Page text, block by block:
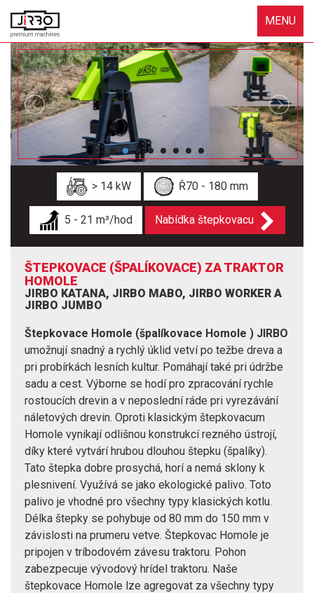
MENU
> 14 kW Ř70 - 180 mm
5 - 21 m³/hod Nabídka štepkovacu
ŠTEPKOVACE (ŠPALÍKOVACE) ZA TRAKTOR
HOMOLE
JIRBO KATANA, JIRBO MABO, JIRBO WORKER A
JIRBO JUMBO
Štepkovace Homole (špalíkovace Homole ) JIRBO
umožnují snadný a rychlý úklid vetví po težbe dreva a
pri probírkách lesních kultur. Pomáhají také pri údržbe
sadu a cest. Výborne se hodí pro zpracování rychle
rostoucích drevin a v neposlední ráde pri vyrezávání
náletových drevin. Oproti klasickým štepkovacum
Homole vynikají odlišnou konstrukcí rezného ústrojí,
díky které vytvárí hrubou dlouhou štepku (špalíky).
Tato štepka dobre prosychá, horí a nemá sklony k
plesnivení. Využívá se jako ekologické palivo. Toto
palivo je vhodné pro všechny typy klasických kotlu.
Délka štepky se pohybuje od 80 mm do 150 mm v
závislosti na prumeru vetve. Štepkovac Homole je
pripojen v tríbodovém závesu traktoru. Pohon
zabezpecuje vývodový hrídel traktoru. Naše
štepkovace Homole lze agregovat za všechny typy